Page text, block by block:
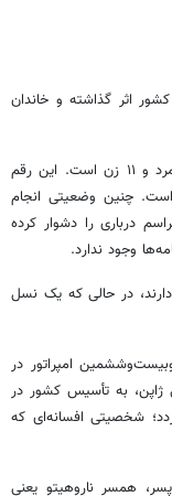
اثر گذاشته و خاندان
خاندان امپراتوری اکنون تنها ۱۶ عضو دارد؛ شامل ۵ مرد و ۱۱ زن است. این رقم
است. چنین وضعیتی انجام
درباری را دشوار کرده
وجود ندارد.
در حالی که یک نسل
۶۶ ساله است و صدوبیست‌وششمین امپراتور در
ژاپن، به تأسیس کشور در
شخصیتی افسانه‌ای که
یک پسر، همسر ناروهیتو یعنی